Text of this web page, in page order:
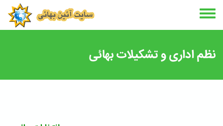
Skip
main
نظم اداری و تشکیلات بهائی